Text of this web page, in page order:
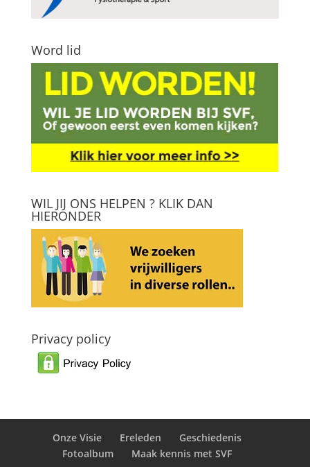
Word lid
WIL JIJ ONS HELPEN ? KLIK DAN
HIERONDER
Privacy policy
Onze Visie Ereleden
Geschiedenis
Fotoalbum
Maak kennis met SVF